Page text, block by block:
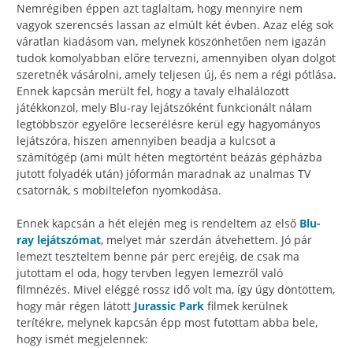
Nemrégiben éppen azt taglaltam, hogy mennyire nem
vagyok szerencsés lassan az elmúlt két évben. Azaz elég sok
váratlan kiadásom van, melynek köszönhetően nem igazán
tudok komolyabban előre tervezni, amennyiben olyan dolgot
szeretnék vásárolni, amely teljesen új, és nem a régi pótlása.
Ennek kapcsán merült fel, hogy a tavaly elhalálozott
játékkonzol, mely Blu-ray lejátszóként funkcionált nálam
legtöbbször egyelőre lecserélésre kerül egy hagyományos
lejátszóra, hiszen amennyiben beadja a kulcsot a
számítógép (ami múlt héten megtörtént beázás gépházba
jutott folyadék után) jóformán maradnak az unalmas TV
csatornák, s mobiltelefon nyomkodása.
Ennek kapcsán a hét elején meg is rendeltem az első Blu-
ray lejátszómat, melyet már szerdán átvehettem. Jó pár
lemezt teszteltem benne pár perc erejéig, de csak ma
jutottam el oda, hogy tervben legyen lemezről való
filmnézés. Mivel eléggé rossz idő volt ma, így úgy döntöttem,
hogy már régen látott Jurassic Park filmek kerülnek
terítékre, melynek kapcsán épp most futottam abba bele,
hogy ismét megjelennek: